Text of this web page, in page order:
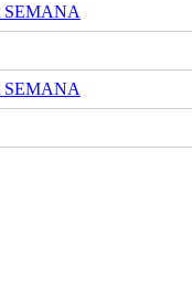
SEMANA
SEMANA